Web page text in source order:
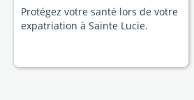
Protégez votre santé lors de votre
expatriation à Sainte Lucie.